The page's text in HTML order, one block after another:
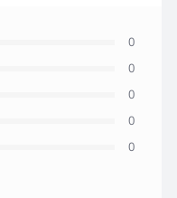
0
0
0
0
0